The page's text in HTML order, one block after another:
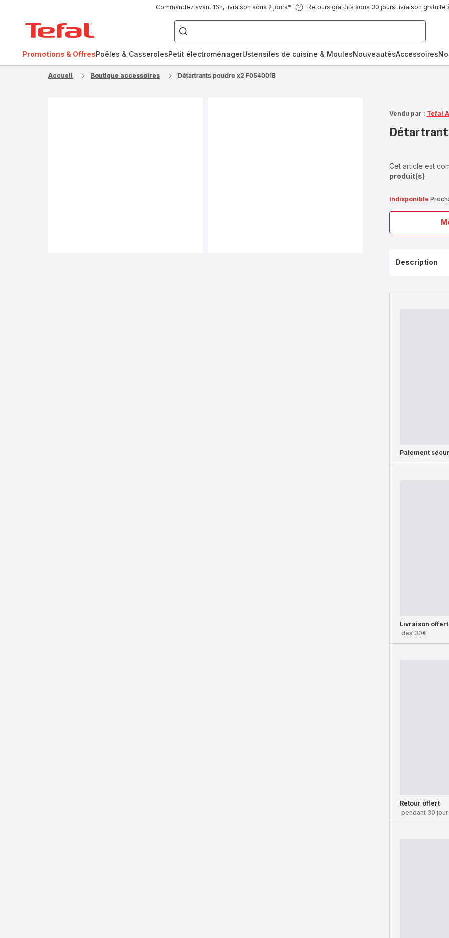
Commandez avant 16h, livraison sous 2 jours* Retours gratuits sous 30 joursLivraison gratuite
Que
recherchez-
vous
Promotions & OffresPoêles & CasserolesPetit électroménagerUstensiles de cuisine & MoulesNouveautésAccessoires
Accueil Boutique accessoires Détartrants poudre x2 F054001B
Vendu par : Tefal
Cet article est
produit(s)
Indisponible
Description
Paiement
Livraison
dès 30€
Retour offert
pendant 30